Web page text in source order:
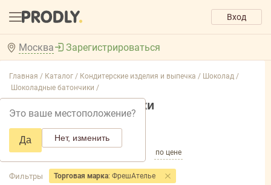
Вход
Москва
Это ваше местоположение?
Да Нет, изменить
Зарегистрироваться
Главная / Каталог / Кондитерские изделия и выпечка / Шоколад /
Шоколадные батончики /
Шоколадные батончики
Добавить фильтр товаров
по популярности по цене
Фильтры Торговая марка: ФрешАтелье